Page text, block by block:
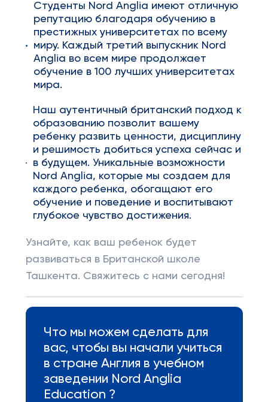
Студенты Nord Anglia имеют отличную
репутацию благодаря обучению в
престижных университетах по всему
миру. Каждый третий выпускник Nord
Anglia во всем мире продолжает
обучение в 100 лучших университетах
мира.
Наш аутентичный британский подход к
образованию позволит вашему
ребенку развить ценности, дисциплину
и решимость добиться успеха сейчас и
в будущем. Уникальные возможности
Nord Anglia, которые мы создаем для
каждого ребенка, обогащают его
обучение и поведение и воспитывают
глубокое чувство достижения.
Узнайте, как ваш ребенок будет
развиваться в Британской школе
Ташкента. Свяжитесь с нами сегодня!
Что мы можем сделать для
вас, чтобы вы начали учиться
в стране Англия в учебном
заведении Nord Anglia
Education ?